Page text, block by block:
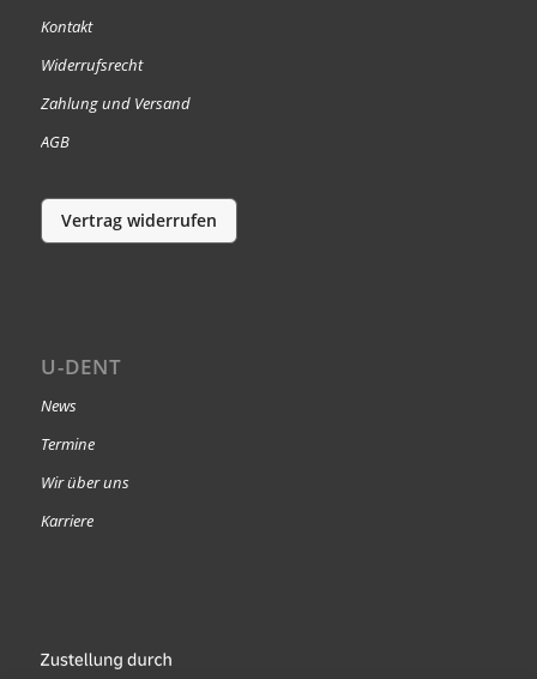
Kontakt
Widerrufsrecht
Zahlung und Versand
AGB
Vertrag widerrufen
U-DENT
News
Termine
Wir über uns
Karriere